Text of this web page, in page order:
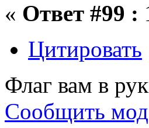
« Ответ #99 :
Цитировать
Флаг вам в
Сообщить